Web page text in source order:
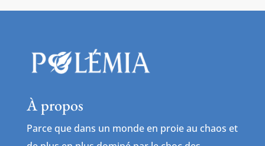
À propos
Parce que dans un monde en proie au chaos et